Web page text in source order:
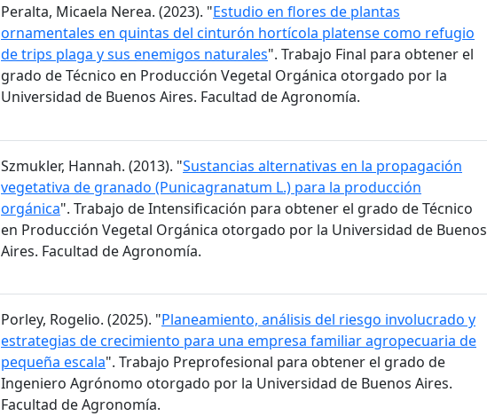
Peralta, Micaela Nerea. (2023). "Estudio en flores de plantas
ornamentales en quintas del cinturón hortícola platense como refugio
de trips plaga y sus enemigos naturales". Trabajo Final para obtener el
grado de Técnico en Producción Vegetal Orgánica otorgado por la
Universidad de Buenos Aires. Facultad de Agronomía.
Szmukler, Hannah. (2013). "Sustancias alternativas en la propagación
vegetativa de granado (Punicagranatum L.) para la producción
orgánica". Trabajo de Intensificación para obtener el grado de Técnico
en Producción Vegetal Orgánica otorgado por la Universidad de Buenos
Aires. Facultad de Agronomía.
Porley, Rogelio. (2025). "Planeamiento, análisis del riesgo involucrado y
estrategias de crecimiento para una empresa familiar agropecuaria de
pequeña escala". Trabajo Preprofesional para obtener el grado de
Ingeniero Agrónomo otorgado por la Universidad de Buenos Aires.
Facultad de Agronomía.